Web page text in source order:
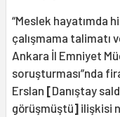
“Meslek hayatımda
çalışmama talimatı
Ankara İl Emniyet
soruşturması”nda
Erslan [Danıştay
görüşmüştü] ilişkisi